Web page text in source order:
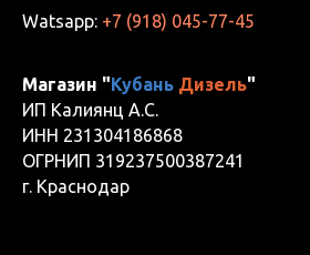
Watsapp: +7 (918) 045-77-45
Магазин "Кубань Дизель"
ИП Калиянц А.С.
ИНН 231304186868
ОГРНИП 319237500387241
г. Краснодар